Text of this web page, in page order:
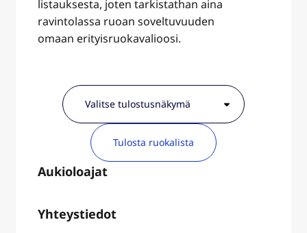
listauksesta, joten tarkistathan aina
ravintolassa ruoan soveltuvuuden
omaan erityisruokavalioosi.
Tulosta ruokalista